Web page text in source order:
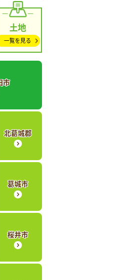
土地
一覧を見る
市
北葛城郡
葛城市
桜井市